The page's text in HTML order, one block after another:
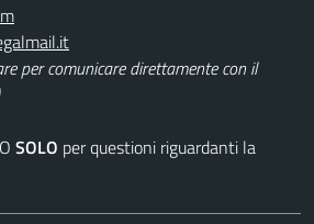
per comunicare direttamente con il
SOLO per questioni riguardanti la